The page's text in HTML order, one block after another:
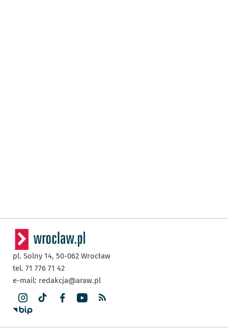
pl. Solny 14, 50-062 Wrocław
tel. 71 776 71 42
e-mail: redakcja@araw.pl